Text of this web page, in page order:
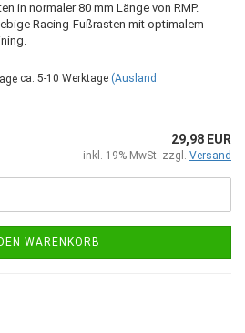
in normaler 80 mm Länge von RMP.
Racing-Fußrasten mit optimalem
ca. 5-10 Werktage (Ausland
29,98 EUR
inkl. 19% MwSt. zzgl. Versand
WARENKORB